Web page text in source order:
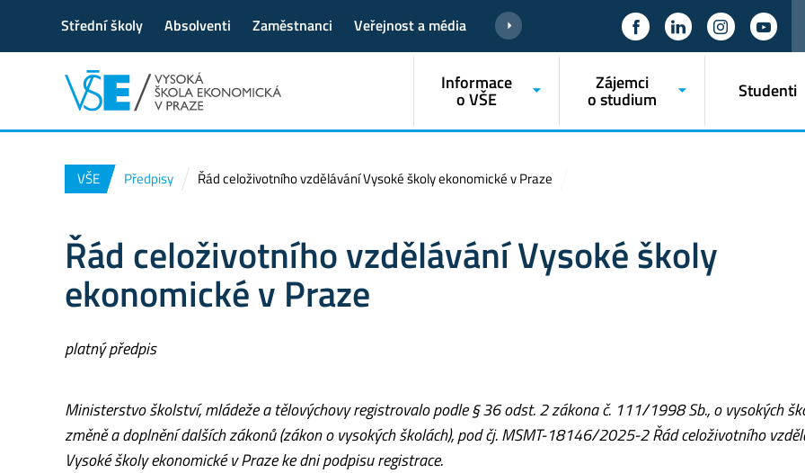
Střední školy Absolventi Zaměstnanci Veřejnost a média
Informace
o VŠE
Zájemci
o studium Studenti
VŠE Předpisy Řád celoživotního vzdělávání Vysoké školy ekonomické v Praze
Řád celoživotního vzdělávání Vysoké školy
ekonomické v Praze
platný předpis
Ministerstvo školství, mládeže a tělovýchovy registrovalo podle § 36 odst. 2 zákona č. 111/1998 Sb., o vysokých
změně a doplnění dalších zákonů (zákon o vysokých školách), pod čj. MSMT-18146/2025-2 Řád celoživotního
Vysoké školy ekonomické v Praze ke dni podpisu registrace.